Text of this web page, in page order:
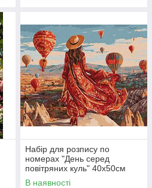
Набір для розпису по
номерах "День серед
повітряних куль" 40х50см
В наявності